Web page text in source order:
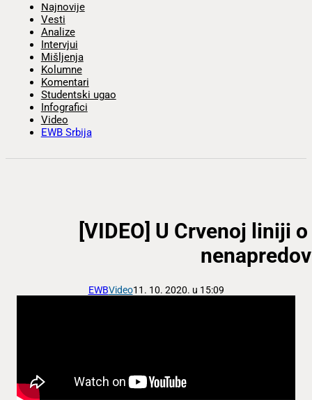
Najnovije
Vesti
Analize
Intervjui
Mišljenja
Kolumne
Komentari
Studentski ugao
Infografici
Video
EWB Srbija
[VIDEO] U Crvenoj liniji
EWBVideo11. 10. 2020. u 15:09